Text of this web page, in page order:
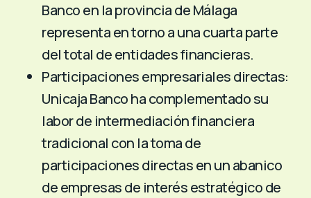
Banco en la provincia de Málaga
representa en torno a una cuarta parte
del total de entidades financieras.
Participaciones empresariales directas:
Unicaja Banco ha complementado su
labor de intermediación financiera
tradicional con la toma de
participaciones directas en un abanico
de empresas de interés estratégico de